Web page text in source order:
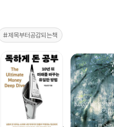
#제목부터공감되는책